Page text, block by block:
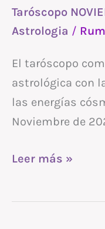
Taróscopo
Astrologia /
El taróscopo
astrológica con
las energías
Noviembre de
Leer más »